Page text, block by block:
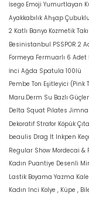
İsego Emoji Yumurtlayan
Ayakkabılık Ahşap
2 Katlı Banyo Kozmetik
Besinistanbul PSSPOR 2
Formeya Fermuarlı 6 Adet
İnci Ağda Spatula 100lü
Pembe Ton Eşitleyici (Pink
Maru.Derm Su Bazlı
Delta Squat Pilates
Dekoratif Strafor Köpük Çıta
beaulis Drag It Inkpen
Regular Show Mordecai &
Kadın Puantiye Desenli
Lastik Boyama Yazma
Kadın Inci Kolye , Küpe ,